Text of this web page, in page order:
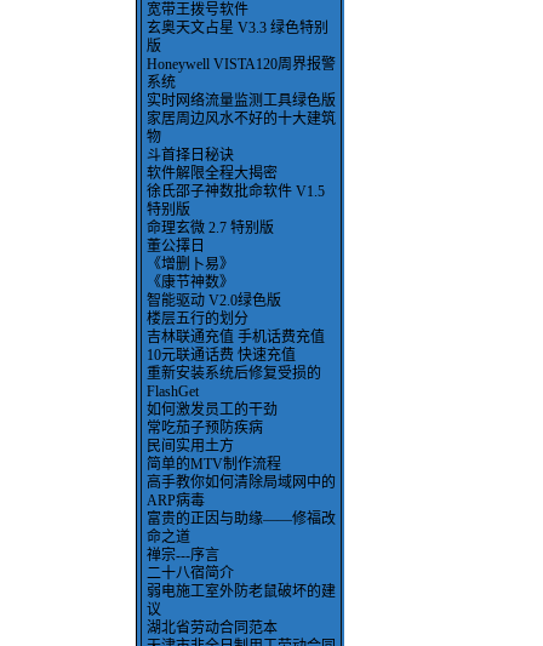
宽带王拨号软件
玄奥天文占星 V3.3 绿色特别
版
Honeywell VISTA120周界报警
系统
实时网络流量监测工具绿色版
家居周边风水不好的十大建筑
物
斗首择日秘诀
软件解限全程大揭密
徐氏邵子神数批命软件 V1.5
特别版
命理玄微 2.7 特别版
董公擇日
《增删卜易》
《康节神数》
智能驱动 V2.0绿色版
楼层五行的划分
吉林联通充值 手机话费充值
10元联通话费 快速充值
重新安装系统后修复受损的
FlashGet
如何激发员工的干劲
常吃茄子预防疾病
民间实用土方
简单的MTV制作流程
高手教你如何清除局域网中的
ARP病毒
富贵的正因与助缘——修福改
命之道
禅宗---序言
二十八宿简介
弱电施工室外防老鼠破坏的建
议
湖北省劳动合同范本